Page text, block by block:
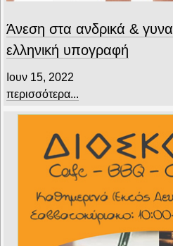
Άνεση στα ανδρικά &
ελληνική υπογραφή
Ιουν 15, 2022
περισσότερα...